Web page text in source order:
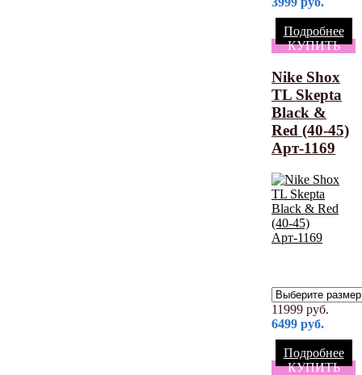
Подробнее
КУПИТЬ
Nike Shox
TL Skepta
Black &
Red (40-45)
Арт-1169
11999 руб.
6499 руб.
Подробнее
КУПИТЬ